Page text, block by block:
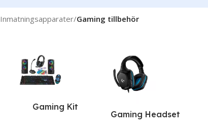
Inmatningsapparater/Gaming tillbehör
Gaming Kit
Gaming Headset